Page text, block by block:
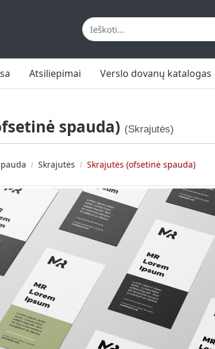
Atsiliepimai Verslo dovanų katalogas
spauda) (Skrajutės)
Skrajutės Skrajutės (ofsetinė spauda)